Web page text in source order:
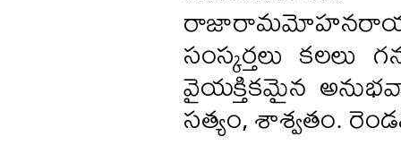
సంస్కర్తలు
వైయక్తికమైన
సత్యం, శాశ్వతం.